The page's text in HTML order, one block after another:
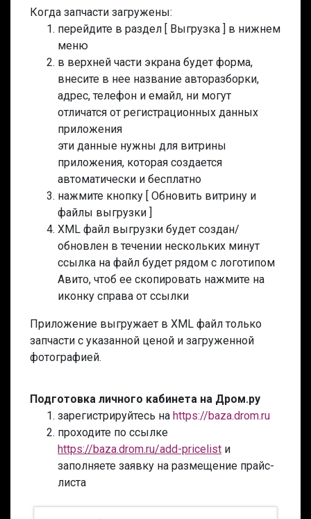
Когда запчасти загружены:
перейдите в раздел [ Выгрузка ] в нижнем
меню
в верхней части экрана будет форма,
внесите в нее название авторазборки,
адрес, телефон и емайл, ни могут
отличатся от регистрационных данных
приложения
эти данные нужны для витрины
приложения, которая создается
автоматически и бесплатно
нажмите кнопку [ Обновить витрину и
файлы выгрузки ]
XML файл выгрузки будет создан/
обновлен в течении нескольких минут
ссылка на файл будет рядом с логотипом
Авито, чтоб ее скопировать нажмите на
иконку справа от ссылки
Приложение выгружает в XML файл только
запчасти с указанной ценой и загруженной
фотографией.
Подготовка личного кабинета на Дром.ру
зарегистрируйтесь на https://baza.drom.ru
проходите по ссылке
https://baza.drom.ru/add-pricelist и
заполняете заявку на размещение прайс-
листа